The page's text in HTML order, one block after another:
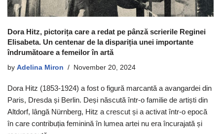
Dora Hitz, pictorița care a redat pe pânză scrierile Reginei
Elisabeta. Un centenar de la dispariția unei importante
îndrumătoare a femeilor în artă
by Adelina Miron November 20, 2024
Dora Hitz (1853-1924) a fost o figură marcantă a avangardei din
Paris, Dresda și Berlin. Deși născută într-o familie de artiști din
Altdorf, lângă Nürnberg, Hitz a crescut și a activat într-o epocă
în care contribuția feminină în lumea artei nu era încurajată și